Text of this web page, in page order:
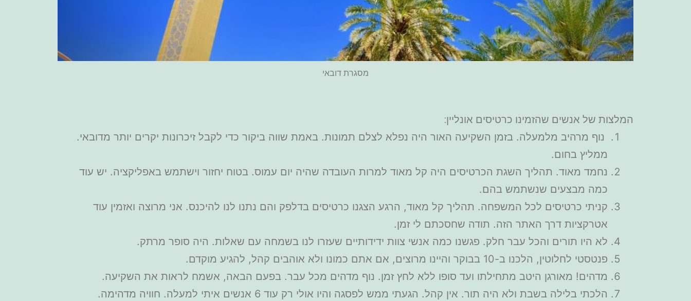
מסגרת דובאי
המלצות של אנשים שהזמינו כרטיסים אונליין:
נוף מרהיב מלמעלה. בזמן השקיעה האור היה נפלא לצלם תמונות. באמת שווה ביקור כדי לקבל זיכרונות יקרים יותר מדובאי.
ממליץ בחום.
נחמד מאוד. תהליך השגת הכרטיסים היה קל מאוד למרות העובדה שהיה יום עמוס. בטוח יחזור וישתמש באפליקציה. יש עוד
כמה מבצעים שנשתמש בהם.
קניתי כרטיסים לכל המשפחה. תהליך קל מאוד, הרגע הצגנו כרטיסים בדלפק והם נתנו לנו להיכנס. אני מרוצה ואזמין עוד
אטרקציות דרך האתר הזה. תודה שחסכתם לי זמן.
לא היו תורים והכל עבר חלק. פגשנו כמה אנשי צוות ידידותיים שעזרו לנו בשמחה עם שאלות. היה סופר מרתק.
פנטסטי לחלוטין, הלכנו ב-10 בבוקר והיינו מרוצים, אם אתם כמונו ולא אוהבים קהל, להגיע מוקדם.
מדהים! מאורגן היטב מתחילתו ועד סופו ללא לחץ זמן. נוף מדהים מכל עבר. בפעם הבאה, אשמח לראות את השקיעה.
הלכתי בלילה בשבת ולא היה תור. אין קהל. הגעתי ממש לפסגה והיו אולי רק עוד 6 אנשים איתי למעלה. חוויה מדהימה.